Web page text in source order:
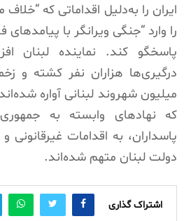
ایران را به‌دلیل اقداماتی که
را وارد “جنگی ویرانگر با پیامدهای
پاسخگو کند. نماینده لبنان
درگیری‌ها هزاران نفر کشته و
میلیون شهروند لبنانی آواره
که نهادهای وابسته به
پاسداران، به اقدامات
دولت لبنان متهم شده‌اند.
اشتراک گذاری